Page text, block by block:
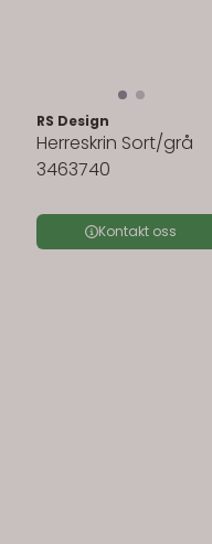
RS Design
Herreskrin Sort/grå
3463740
Kontakt oss